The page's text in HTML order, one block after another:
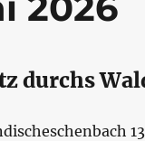
durchs